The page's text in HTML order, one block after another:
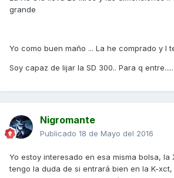
grande
Yo como buen maño ... La he comprado y l
Soy capaz de lijar la SD 300.. Para q entre.....
Nigromante
Publicado 18 de Mayo del 2016
Yo estoy interesado en esa misma bolsa, la
tengo la duda de si entrará bien en la K-